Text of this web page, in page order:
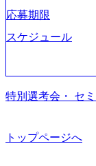
模基幹システムに
想策定、開発マ
います。 生成AI
の業務革新と効
の要望を深くヒ
による開発支援ま
プロジェクト提案
流での現状分析
る 日本では2.3万
を上回る規模感)
を遂げているこ
の技術者を抱え
て日本国内2番目
数が多く、特にIT領域に強み
ーケットプレイ
96dc8f2-7d54-
ムコンサルティン
dam/abeam/jp/ja/
e_jpn_4.pdf) 『
ルティング、社
アントにお届け
果』である。」こ
れた。クライア
に、提言を具体
「結果主義」を
現を目標に、具体
（真北）という
応募期限
スケジュール
特別選考会・ セ
トップページへ